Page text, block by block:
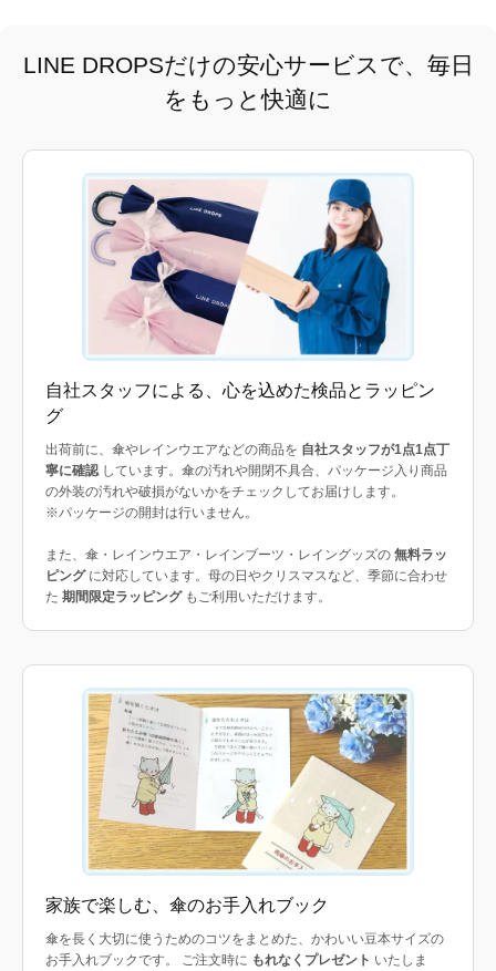
LINE DROPSだけの安心サービスで、毎日
をもっと快適に
自社スタッフによる、心を込めた検品とラッピン
グ
出荷前に、傘やレインウエアなどの商品を 自社スタッフが1点1点丁
寧に確認 しています。傘の汚れや開閉不具合、パッケージ入り商品
の外装の汚れや破損がないかをチェックしてお届けします。
※パッケージの開封は行いません。
また、傘・レインウエア・レインブーツ・レイングッズの 無料ラッ
ピングに対応しています。母の日やクリスマスなど、季節に合わせ
た 期間限定ラッピングもご利用いただけます。
家族で楽しむ、傘のお手入れブック
傘を長く大切に使うためのコツをまとめた、かわいい豆本サイズの
お手入れブックです。 ご注文時に もれなくプレゼント いたしま